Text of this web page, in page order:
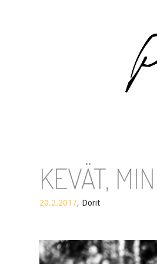
Paikka
KEVÄT,
20.2.2017, Dorit